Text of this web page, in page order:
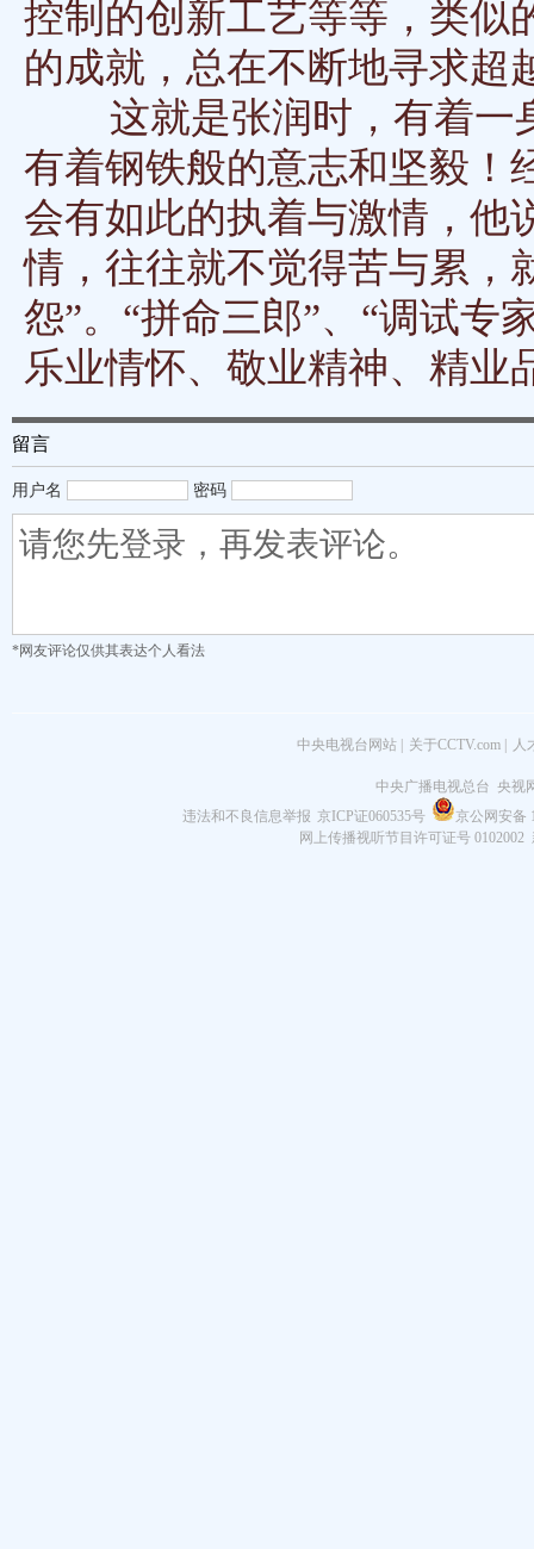
控制的创新工艺等等，类似
的成就，总在不断地寻求超
这就是张润时，有着一
有着钢铁般的意志和坚毅！
会有如此的执着与激情，他
情，往往就不觉得苦与累，
怨”。“拼命三郎”、“调试专
乐业情怀、敬业精神、精业
留言
用户名 密码
*网友评论仅供其表达个人看法
中央电视台网站 关于CCTV.com 人
中央广播电视总台 央视
违法和不良信息举报 京ICP证060535号
京公网安备
网上传播视听节目许可证号 0102002